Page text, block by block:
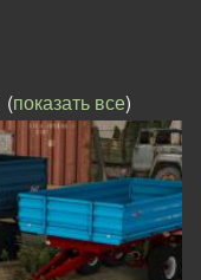
(показать все)